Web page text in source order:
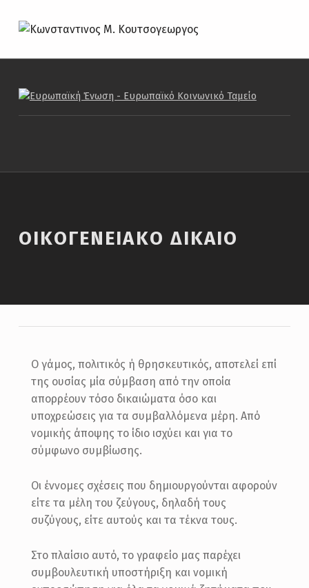
Οικογενειακο Δικαιο – Κωνσταντινος Μ. Κουτσογεωργος
ΟΙΚΟΓΕΝΕΙΑΚΟ ΔΙΚΑΙΟ
Ο γάμος, πολιτικός ή θρησκευτικός, αποτελεί επί
της ουσίας μία σύμβαση από την οποία
απορρέουν τόσο δικαιώματα όσο και
υποχρεώσεις για τα συμβαλλόμενα μέρη. Από
νομικής άποψης το ίδιο ισχύει και για το
σύμφωνο συμβίωσης.
Οι έννομες σχέσεις που δημιουργούνται αφορούν
είτε τα μέλη του ζεύγους, δηλαδή τους
συζύγους, είτε αυτούς και τα τέκνα τους.
Στο πλαίσιο αυτό, το γραφείο μας παρέχει
συμβουλευτική υποστήριξη και νομική